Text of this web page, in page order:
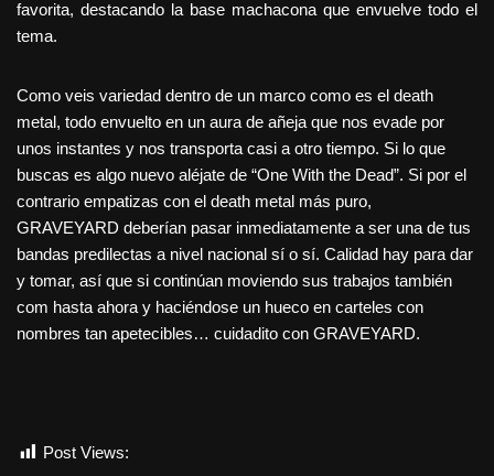
favorita, destacando la base machacona que envuelve todo el
tema.
Como veis variedad dentro de un marco como es el death
metal, todo envuelto en un aura de añeja que nos evade por
unos instantes y nos transporta casi a otro tiempo. Si lo que
buscas es algo nuevo aléjate de “One With the Dead”. Si por el
contrario empatizas con el death metal más puro,
GRAVEYARD deberían pasar inmediatamente a ser una de tus
bandas predilectas a nivel nacional sí o sí. Calidad hay para dar
y tomar, así que si continúan moviendo sus trabajos también
com hasta ahora y haciéndose un hueco en carteles con
nombres tan apetecibles… cuidadito con GRAVEYARD.
Post Views: